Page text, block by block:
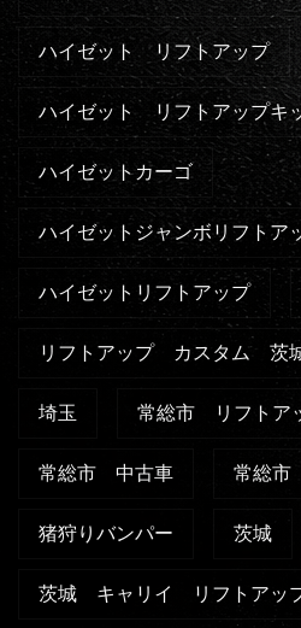
ハイゼット リフトアップ
ハイゼット リフトアップキ
ハイゼットカーゴ
ハイゼットジャンボリフトア
ハイゼットリフトアップ
リフトアップ カスタム 茨
埼玉 常総市 リフトア
常総市 中古車 常総
猪狩りバンパー 茨城
茨城 キャリイ リフトアッ